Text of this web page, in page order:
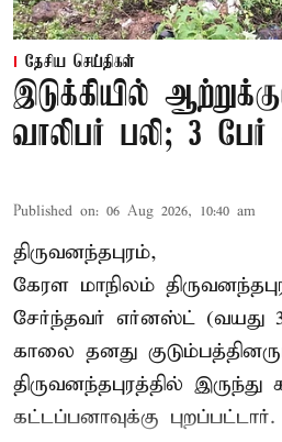
தேசிய செய்திகள்
இடுக்கியில்
வாலிபர் பலி; 3
Published on: 06 Aug 2026, 10:40 am
திருவனந்தபுரம்,
கேரள மாநிலம்
சேர்ந்தவர் எர்னஸ்ட் (வயது
காலை தனது
திருவனந்தபுரத்தில் இருந்து
கட்டப்பனாவுக்கு புறப்பட்டார்.